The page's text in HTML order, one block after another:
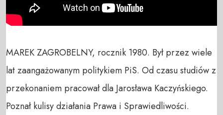
MAREK ZAGROBELNY, rocznik 1980. Był przez wiele
lat zaangażowanym politykiem PiS. Od czasu studiów z
przekonaniem pracował dla Jarosława Kaczyńskiego.
Poznał kulisy działania Prawa i Sprawiedliwości.